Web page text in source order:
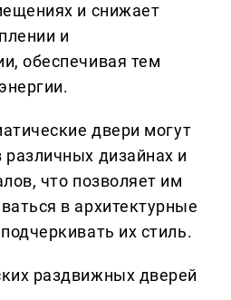
и снижает
и
обеспечивая тем
двери могут
дизайнах и
что позволяет им
в архитектурные
их стиль.
раздвижных дверей